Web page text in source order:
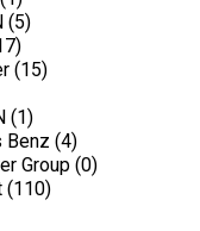
(5)
(15)
(1)
Benz (4)
Group (0)
(110)